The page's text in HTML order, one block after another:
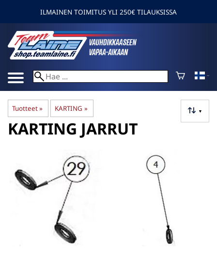
ILMAINEN TOIMITUS YLI 250€ TILAUKSISSA
Tuotteet‪» KARTING ‪» ▼
KARTING JARRUT